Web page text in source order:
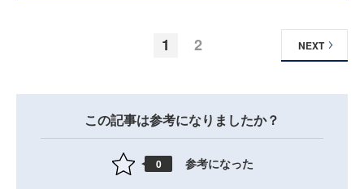
1 2 NEXT
この記事は参考になりましたか？
0 参考になった